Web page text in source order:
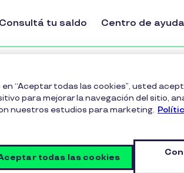
Consultá tu saldo Centro de ayuda
Pluxee Navidad
en “Aceptar todas las cookies”, usted
para mejorar la navegación del sitio,
nuestros estudios para marketing.
todas las cookies